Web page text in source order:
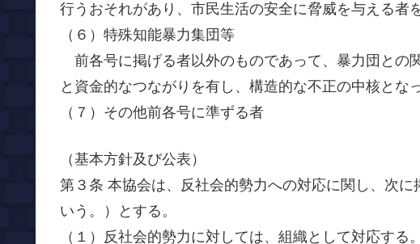
行うおそれがあり、市民生活の安全に脅威を与える者
（６）特殊知能暴力集団等
前各号に掲げる者以外のものであって、暴力団との
と資金的なつながりを有し、構造的な不正の中核とな
（７）その他前各号に準ずる者
（基本方針及び公表）
第３条 本協会は、反社会的勢力への対応に関し、次
いう。）とする。
（１）反社会的勢力に対しては、組織として対応す